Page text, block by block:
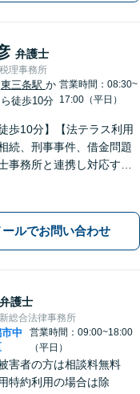
弁護士
理事務所
東三条駅 か
ら徒歩10分
営業時間：08:30~
17:00（平日）
歩10分】【法テラス利用
続、刑事事件、借金問題
事務所と連携し対応する
にご相談ください【休
可】
ールでお問い合わせ
弁護士
総合法律事務所
中
営業時間：09:00~18:00
（平日）
害者の方は相談料無料
特約利用の場合は除